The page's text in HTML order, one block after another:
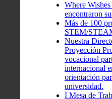
Where
encontraron
Más de 100
STEM/
Nuestra
Proyección
vocacional
internacional
orientación
universidad.
I Mesa de